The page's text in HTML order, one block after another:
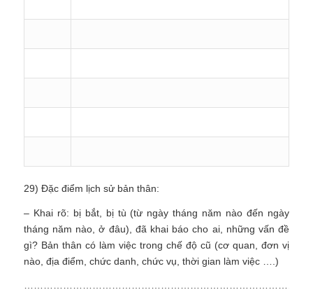
29) Đặc điểm lịch sử bản thân:
– Khai rõ: bị bắt, bị tù (từ ngày tháng năm nào đến ngày
tháng năm nào, ở đâu), đã khai báo cho ai, những vấn đề
gì? Bản thân có làm việc trong chế độ cũ (cơ quan, đơn vị
nào, địa điểm, chức danh, chức vụ, thời gian làm việc ….)